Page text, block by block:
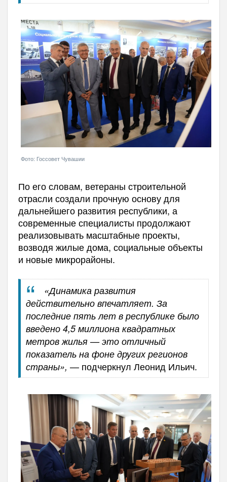
Фото: Госсовет Чувашии
По его словам, ветераны строительной
отрасли создали прочную основу для
дальнейшего развития республики, а
современные специалисты продолжают
реализовывать масштабные проекты,
возводя жилые дома, социальные объекты
и новые микрорайоны.
«Динамика развития
действительно впечатляет. За
последние пять лет в республике было
введено 4,5 миллиона квадратных
метров жилья — это отличный
показатель на фоне других регионов
страны», — подчеркнул Леонид Ильич.